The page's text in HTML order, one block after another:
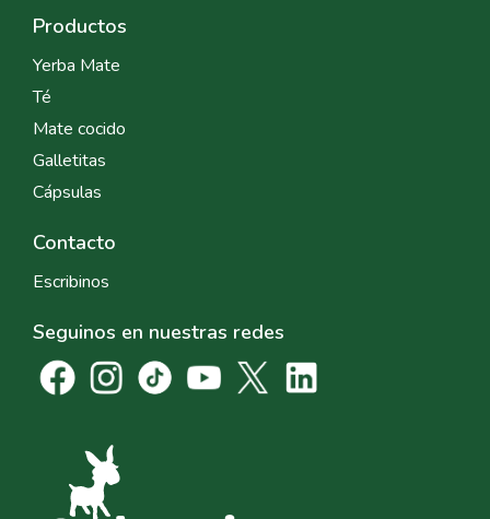
Productos
Yerba Mate
Té
Mate cocido
Galletitas
Cápsulas
Contacto
Escribinos
Seguinos en nuestras redes